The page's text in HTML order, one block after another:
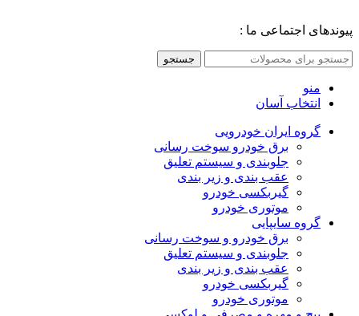
پیوندهای اجتماعی ما :
جستجو
منو
انتخاب آسان
گروه ایران خودرویی
برق خودرو سوخت رسانی
جلوبندی و سیستم تعلیق
عقب بندی و زیر بندی
گیربکسی خودرو
موتوری خودرو
گروه سایپایی
برق خودرو و سوخت رسانی
جلوبندی و سیستم تعلیق
عقب بندی و زیر بندی
گیربکسی خودرو
موتوری خودرو